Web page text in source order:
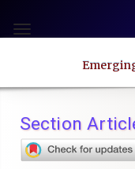
jump
content
Navigation
Main
Toggle
Section